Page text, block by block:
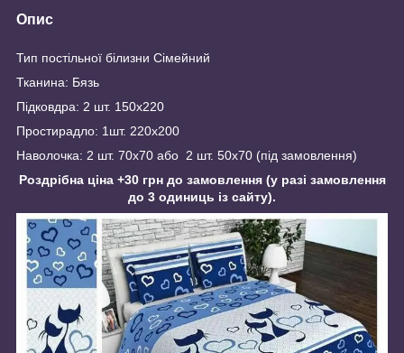
Опис
Тип постільної білизни Сімейний
Тканина: Бязь
Підковдра: 2 шт. 150х220
Простирадло: 1шт. 220х200
Наволочка: 2 шт. 70х70 або 2 шт. 50х70 (під замовлення)
Роздрібна ціна +30 грн до замовлення (у разі замовлення
до 3 одиниць із сайту).